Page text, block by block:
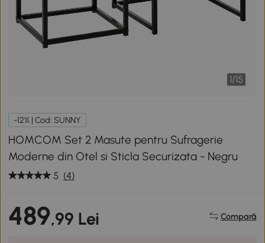
1/15
-12% | Cod: SUNNY
HOMCOM Set 2 Masute pentru Sufragerie
Moderne din Otel si Sticla Securizata - Negru
5 (4)
489,99 Lei Compară